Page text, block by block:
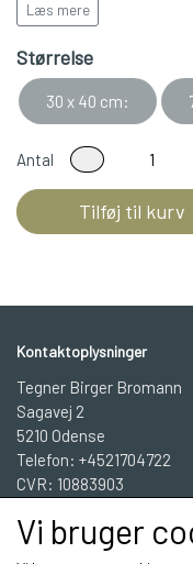
Leveres i rulle/rør
Læs mere
Størrelse
30 x 40 cm:
Antal
Tilføj til kurv
Kontaktoplysninger
Tegner Birger Bromann
Sagavej 2
5210 Odense
Telefon: +4521704722
CVR: 10883903
BBGrafisk Workshop INFO
Vi bruger